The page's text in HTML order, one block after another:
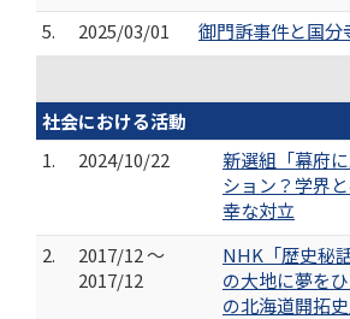
5.
2025/03/01
御門訴事件と国分
社会における活動
1.
2024/10/22
新選組「幕府
ション？学界
幸な対立
2.
2017/12 ～
2017/12
NHK「歴史秘
の大地に夢を
の北海道開拓史